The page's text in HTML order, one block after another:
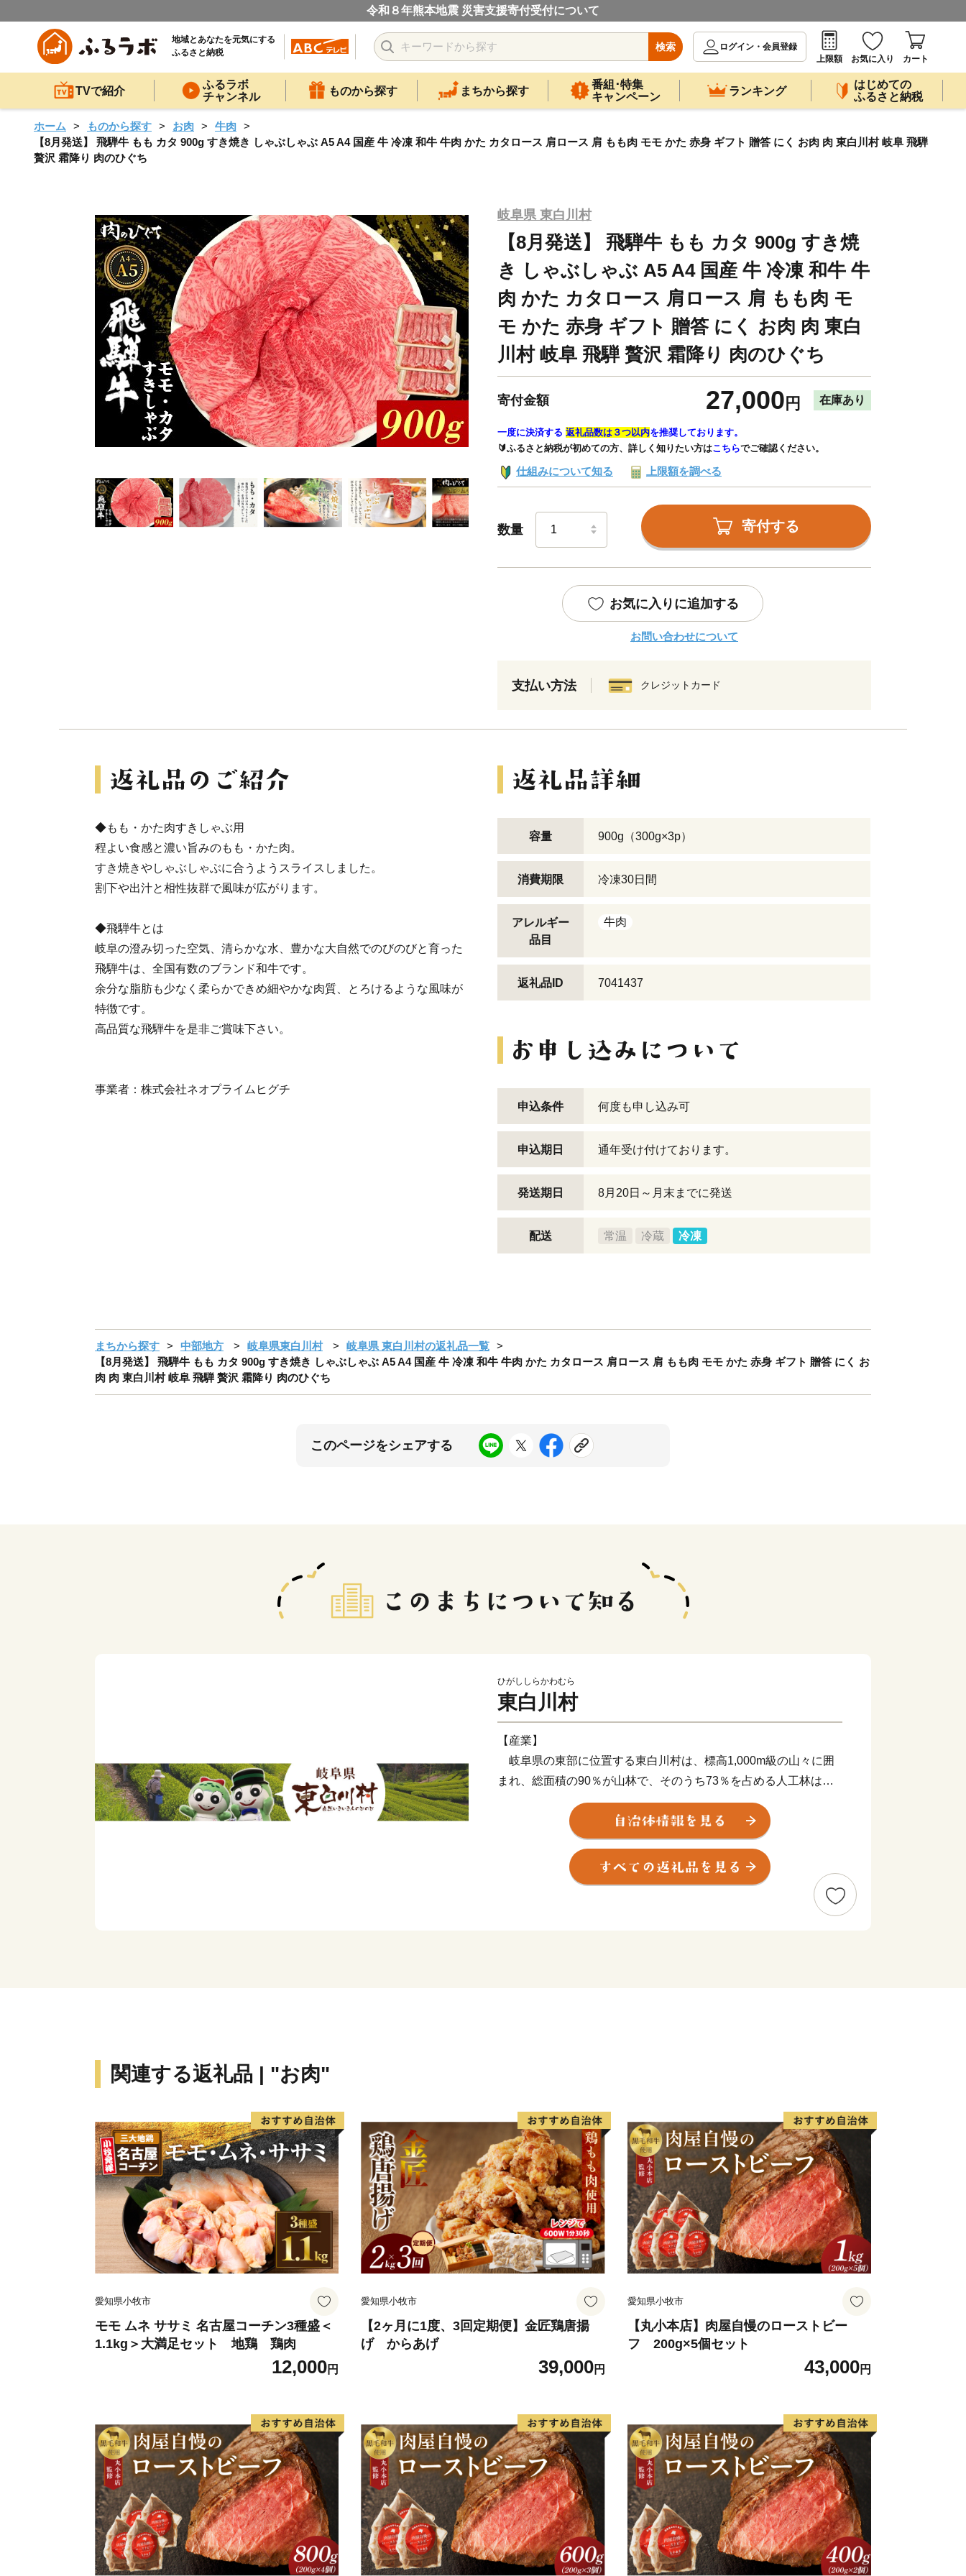
令和８年熊本地震 災害支援寄付受付について
地域とあなたを元気にする
ふるさと納税
検索
ログイン・会員登録
上限額
お気に入り カート
TVで紹介
ふるラボ
チャンネル
ものから探す まちから探す
番組･特集
キャンペーン
ランキング
はじめての
ふるさと納税
ホーム ものから探す お肉
牛肉
【8月発送】 飛騨牛 もも カタ 900g すき焼き しゃぶしゃぶ A5 A4 国産 牛 冷凍 和牛 牛肉 かた カタロース 肩ロース 肩 もも肉 モモ かた 赤身 ギフト 贈答 にく お肉 肉 東白川村 岐阜 飛騨
贅沢 霜降り 肉のひぐち
岐阜県 東白川村
【8月発送】 飛騨牛 もも カタ 900g すき焼
き しゃぶしゃぶ A5 A4 国産 牛 冷凍 和牛 牛
肉 かた カタロース 肩ロース 肩 もも肉 モ
モ かた 赤身 ギフト 贈答 にく お肉 肉 東白
川村 岐阜 飛騨 贅沢 霜降り 肉のひぐち
寄付金額 27,000 円 在庫あり
一度に決済する 返礼品数は３つ以内を推奨しております。
🔰ふるさと納税が初めての方、詳しく知りたい方はこちらでご確認ください。
仕組みについて知る 上限額を調べる
数量 寄付する
お気に入りに追加する
お問い合わせについて
支払い方法 クレジットカード
◆もも・かた肉すきしゃぶ用
程よい食感と濃い旨みのもも・かた肉。
すき焼きやしゃぶしゃぶに合うようスライスしました。
割下や出汁と相性抜群で風味が広がります。
◆飛騨牛とは
岐阜の澄み切った空気、清らかな水、豊かな大自然でのびのびと育った
飛騨牛は、全国有数のブランド和牛です。
余分な脂肪も少なく柔らかできめ細やかな肉質、とろけるような風味が
特徴です。
高品質な飛騨牛を是非ご賞味下さい。
事業者：株式会社ネオプライムヒグチ
容量 900g（300g×3p）
消費期限 冷凍30日間
アレルギー
品目
牛肉
返礼品ID 7041437
申込条件 何度も申し込み可
申込期日 通年受け付けております。
発送期日 8月20日～月末までに発送
配送 常温 冷蔵 冷凍
まちから探す 中部地方 岐阜県東白川村
岐阜県 東白川村の返礼品一覧
【8月発送】 飛騨牛 もも カタ 900g すき焼き しゃぶしゃぶ A5 A4 国産 牛 冷凍 和牛 牛肉 かた カタロース 肩ロース 肩 もも肉 モモ かた 赤身 ギフト 贈答 にく お
肉 肉 東白川村 岐阜 飛騨 贅沢 霜降り 肉のひぐち
このページをシェアする
ひがししらかわむら
東白川村
【産業】
岐阜県の東部に位置する東白川村は、標高1,000m級の山々に囲
まれ、総面積の90％が山林で、そのうち73％を占める人工林は、
東白川村が誇るブランド、「東濃ひのき」が植林されています。ま
た、「美濃白川茶」発祥の地でもあり、山間地ならではの傾斜地を
利用して、茶栽培を行っています。
明治初年、新政府による神仏分離令に端を発した廃仏毀釈運動の影
関連する返礼品 | "お肉"
愛知県小牧市
モモ ムネ ササミ 名古屋コーチン3種盛＜
1.1kg＞大満足セット 地鶏 鶏肉
12,000円
愛知県小牧市
【2ヶ月に1度、3回定期便】金匠鶏唐揚
げ からあげ
39,000円
愛知県小牧市
【丸小本店】肉屋自慢のローストビー
フ 200g×5個セット
43,000円